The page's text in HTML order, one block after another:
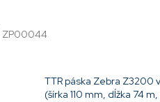
ZP00044
TTR páska Zebra Z3200
(šírka 110 mm, dĺžka 74